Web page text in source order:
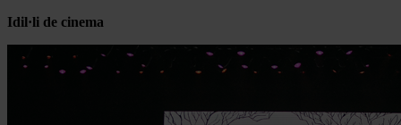
Idil·li de cinema